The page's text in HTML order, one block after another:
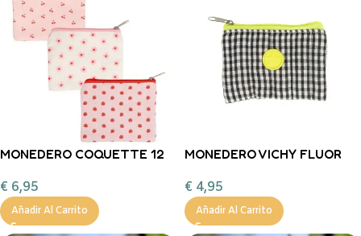
MONEDERO COQUETTE 12
€ 6,95
Añadir Al Carrito
MONEDERO VICHY FLUOR
€ 4,95
Añadir Al Carrito